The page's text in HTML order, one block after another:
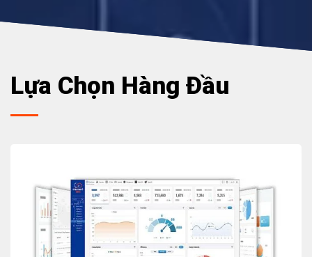
Lựa Chọn Hàng Đầu